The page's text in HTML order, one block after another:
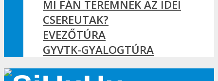
MI FÁN TEREMNEK AZ IDEI
CSEREUTAK?
EVEZŐTÚRA
GYVTK-GYALOGTÚRA